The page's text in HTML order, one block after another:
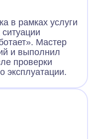
в рамках услуги
Мастер
и выполнил
проверки
эксплуатации.